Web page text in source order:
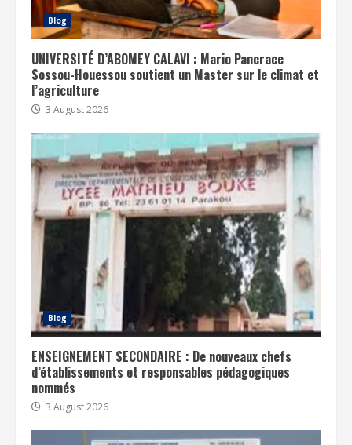
Blog
UNIVERSITÉ D’ABOMEY CALAVI : Mario Pancrace
Sossou-Houessou soutient un Master sur le climat et
l’agriculture
3 August 2026
Blog
ENSEIGNEMENT SECONDAIRE : De nouveaux chefs
d’établissements et responsables pédagogiques
nommés
3 August 2026